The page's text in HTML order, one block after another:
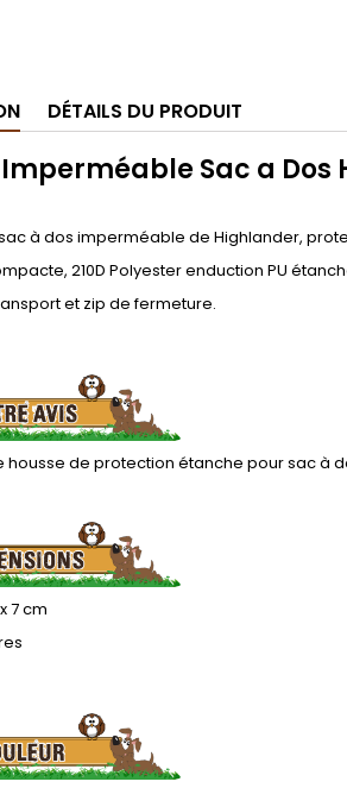
DÉTAILS DU PRODUIT
Imperméable Sac a
à dos imperméable de Highlander,
210D Polyester enduction PU
et zip de fermeture.
housse de protection étanche pour sac à
7 cm